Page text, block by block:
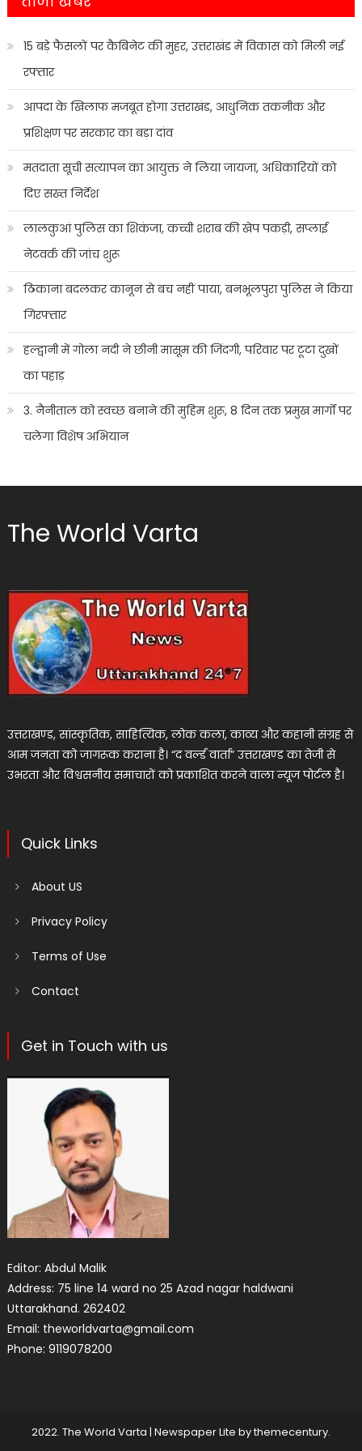
15 बड़े फैसलों पर कैबिनेट की मुहर, उत्तराखंड में विकास को मिली नई
रफ्तार
आपदा के खिलाफ मजबूत होगा उत्तराखंड, आधुनिक तकनीक और
प्रशिक्षण पर सरकार का बड़ा दांव
मतदाता सूची सत्यापन का आयुक्त ने लिया जायजा, अधिकारियों को
दिए सख्त निर्देश
लालकुआं पुलिस का शिकंजा, कच्ची शराब की खेप पकड़ी, सप्लाई
नेटवर्क की जांच शुरू
ठिकाना बदलकर कानून से बच नहीं पाया, बनभूलपुरा पुलिस ने किया
गिरफ्तार
हल्द्वानी में गोला नदी ने छीनी मासूम की जिंदगी, परिवार पर टूटा दुखों
का पहाड़
3. नैनीताल को स्वच्छ बनाने की मुहिम शुरू, 8 दिन तक प्रमुख मार्गों पर
चलेगा विशेष अभियान
The World Varta
उत्तराखण्ड, सांस्कृतिक, साहित्यिक, लोक कला, काव्य और कहानी संग्रह से
आम जनता को जागरूक कराना है। “द वर्ल्ड वार्ता” उत्तराखण्ड का तेजी से
उभरता और विश्वसनीय समाचारों को प्रकाशित करने वाला न्यूज पोर्टल है।
Quick Links
About US
Privacy Policy
Terms of Use
Contact
Get in Touch with us
Editor: Abdul Malik
Address: 75 line 14 ward no 25 Azad nagar haldwani
Uttarakhand. 262402
Email: theworldvarta@gmail.com
Phone: 9119078200
2022. The World Varta | Newspaper Lite bythemecentury.